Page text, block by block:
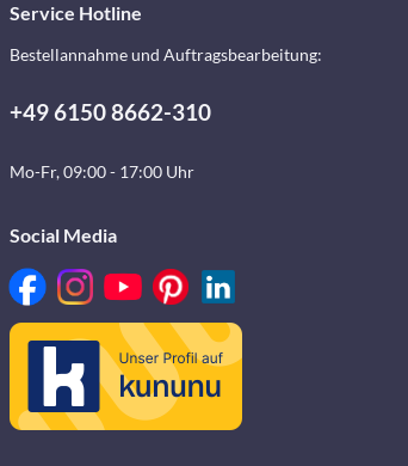
Service Hotline
Bestellannahme und Auftragsbearbeitung:
+49 6150 8662-310
Mo-Fr, 09:00 - 17:00 Uhr
Social Media